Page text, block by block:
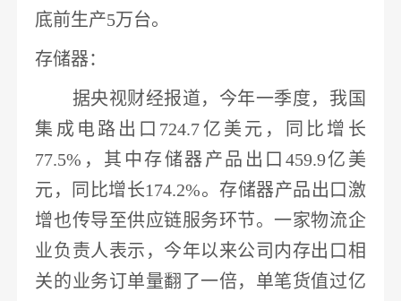
底前生产5万台。
存储器：
据央视财经报道，今年一季度，我国
集成电路出口 724.7亿美元，同比增长
77.5%，其中存储器产品出口459.9亿美
元，同比增长174.2%。存储器产品出口激
增也传导至供应链服务环节。一家物流企
业负责人表示， 今年以来公司内存出口相
关的业务订单量翻了一倍，单笔货值过亿